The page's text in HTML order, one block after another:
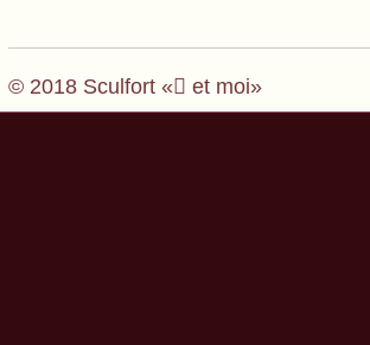
© 2018 Sculfort « et moi»